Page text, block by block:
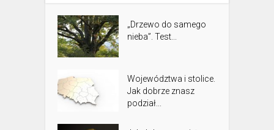
„Drzewo do samego
nieba”. Test...
Województwa i stolice.
Jak dobrze znasz
podział...